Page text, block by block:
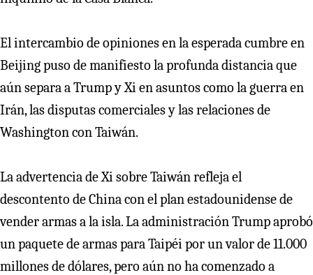
El intercambio de opiniones en la esperada cumbre en
Beijing puso de manifiesto la profunda distancia que
aún separa a Trump y Xi en asuntos como la guerra en
Irán, las disputas comerciales y las relaciones de
Washington con Taiwán.
La advertencia de Xi sobre Taiwán refleja el
descontento de China con el plan estadounidense de
vender armas a la isla. La administración Trump aprobó
un paquete de armas para Taipéi por un valor de 11.000
millones de dólares, pero aún no ha comenzado a